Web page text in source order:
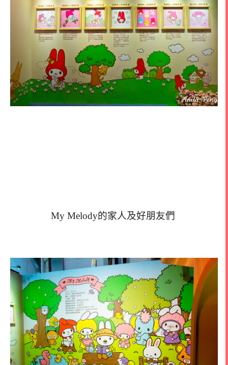
My Melody的家人及好朋友們